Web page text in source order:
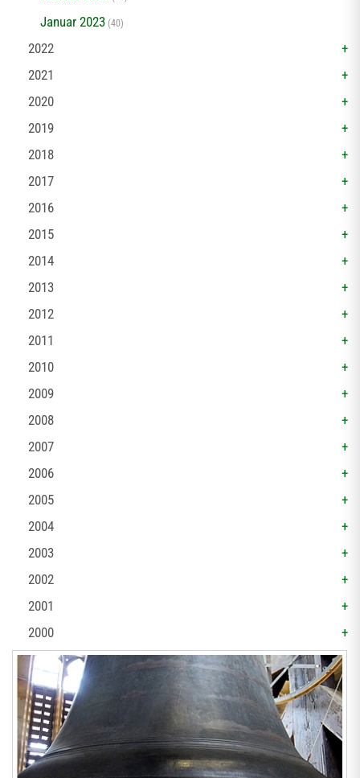
Januar 2023 (40)
2022
2021
2020
2019
2018
2017
2016
2015
2014
2013
2012
2011
2010
2009
2008
2007
2006
2005
2004
2003
2002
2001
2000